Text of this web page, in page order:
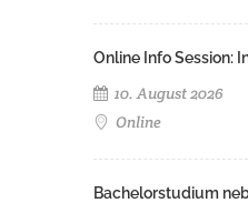
Online Info Session:
10. August 2026
Online
Bachelorstudium